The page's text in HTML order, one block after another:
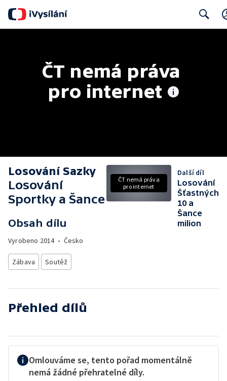
ČT nemá práva
pro internet
Losování Sazky
Losování
Sportky a Šance
Obsah dílu
Vyrobeno 2014• Česko
Zábava Soutěž
ČT nemá práva
pro internet
Další díl
Losování
Šťastných
10 a
Šance
milion
Přehled dílů
Omlouváme se, tento pořad momentálně
nemá žádné přehratelné díly.